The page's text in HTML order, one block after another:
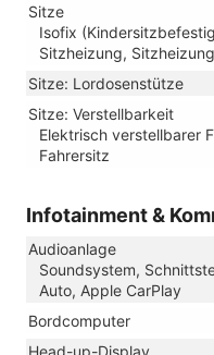
Sitze
Isofix
Sitzheizung,
Sitze: Lordosenstütze
Sitze: Verstellbarkeit
Elektrisch verstellbarer
Fahrersitz
Infotainment &
Audioanlage
Soundsystem,
Auto, Apple CarPlay
Bordcomputer
Head-up-Display